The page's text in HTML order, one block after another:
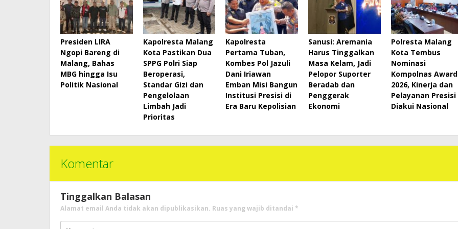
Presiden LIRA
Ngopi Bareng di
Malang, Bahas
MBG hingga Isu
Politik Nasional
Kapolresta Malang
Kota Pastikan Dua
SPPG Polri Siap
Beroperasi,
Standar Gizi dan
Pengelolaan
Limbah Jadi
Prioritas
Kapolresta
Pertama Tuban,
Kombes Pol Jazuli
Dani Iriawan
Emban Misi Bangun
Institusi Presisi di
Era Baru Kepolisian
Sanusi: Aremania
Harus Tinggalkan
Masa Kelam, Jadi
Pelopor Suporter
Beradab dan
Penggerak
Ekonomi
Polresta Malang
Kota Tembus
Nominasi
Kompolnas
2026, Kinerja dan
Pelayanan Presisi
Diakui Nasional
Komentar
Tinggalkan Balasan
Alamat email Anda tidak akan dipublikasikan. Ruas yang wajib ditandai *